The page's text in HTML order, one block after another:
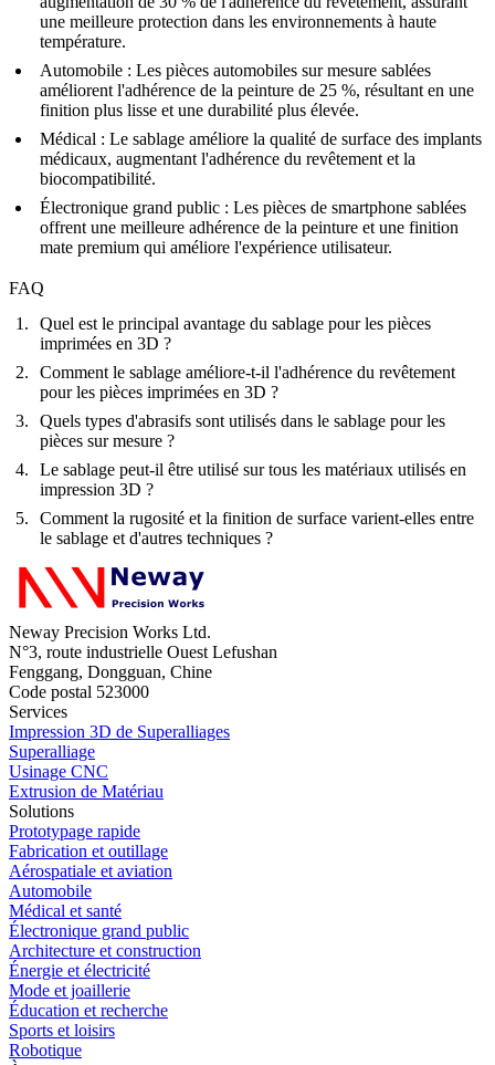
une meilleure protection dans les environnements à haute
température.
Automobile : Les pièces automobiles sur mesure sablées
améliorent l'adhérence de la peinture de 25 %, résultant en une
finition plus lisse et une durabilité plus élevée.
Médical : Le sablage améliore la qualité de surface des implants
médicaux, augmentant l'adhérence du revêtement et la
biocompatibilité.
Électronique grand public : Les pièces de smartphone sablées
offrent une meilleure adhérence de la peinture et une finition
mate premium qui améliore l'expérience utilisateur.
FAQ
Quel est le principal avantage du sablage pour les pièces
imprimées en 3D ?
Comment le sablage améliore-t-il l'adhérence du revêtement
pour les pièces imprimées en 3D ?
Quels types d'abrasifs sont utilisés dans le sablage pour les
pièces sur mesure ?
Le sablage peut-il être utilisé sur tous les matériaux utilisés en
impression 3D ?
Comment la rugosité et la finition de surface varient-elles entre
le sablage et d'autres techniques ?
Neway Precision Works Ltd.
N°3, route industrielle Ouest Lefushan
Fenggang, Dongguan, Chine
Code postal 523000
Services
Impression 3D de Superalliages
Superalliage
Usinage CNC
Extrusion de Matériau
Solutions
Prototypage rapide
Fabrication et outillage
Aérospatiale et aviation
Automobile
Médical et santé
Électronique grand public
Architecture et construction
Énergie et électricité
Mode et joaillerie
Éducation et recherche
Sports et loisirs
Robotique